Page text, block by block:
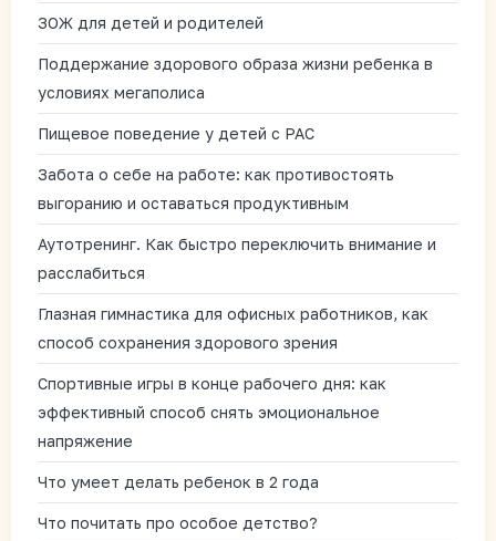
ЗОЖ для детей и родителей
Поддержание здорового образа жизни ребенка в
условиях мегаполиса
Пищевое поведение у детей с РАС
Забота о себе на работе: как противостоять
выгоранию и оставаться продуктивным
Аутотренинг. Как быстро переключить внимание и
расслабиться
Глазная гимнастика для офисных работников, как
способ сохранения здорового зрения
Спортивные игры в конце рабочего дня: как
эффективный способ снять эмоциональное
напряжение
Что умеет делать ребенок в 2 года
Что почитать про особое детство?